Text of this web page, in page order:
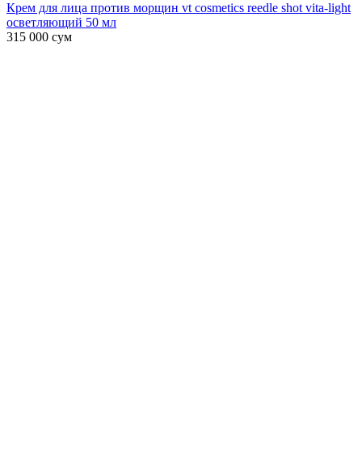
Крем для лица против морщин vt cosmetics reedle shot vita-light
осветляющий 50 мл
315 000 сум